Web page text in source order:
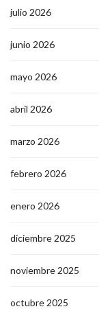
julio 2026
junio 2026
mayo 2026
abril 2026
marzo 2026
febrero 2026
enero 2026
diciembre 2025
noviembre 2025
octubre 2025